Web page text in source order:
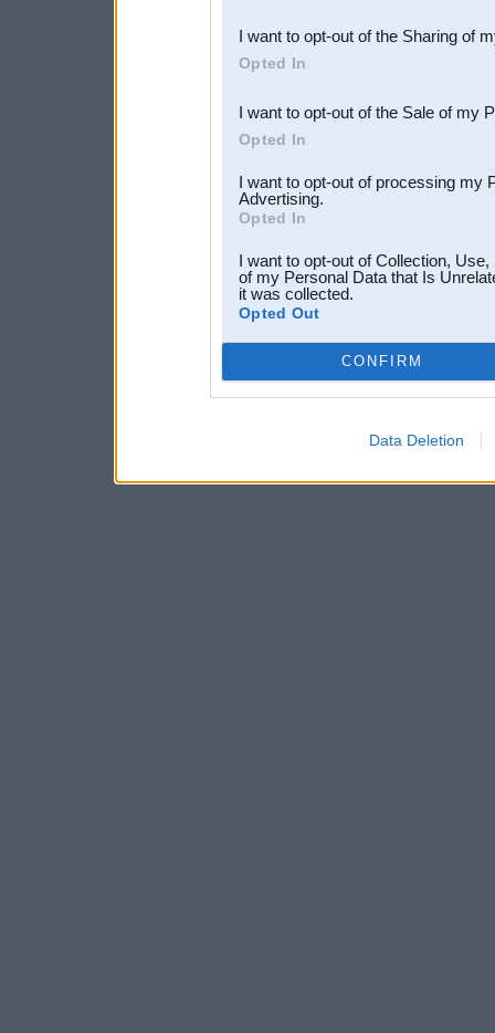
Downstream Participants
third parties.
I want to opt-out of the Sharing of
Opted In
I want to opt-out of the Sale of my
Opted In
I want to opt-out of processing my
Advertising.
Opted In
I want to opt-out of Collection,
of my Personal Data that Is
it was collected.
Opted Out
CONFIRM
Data Deletion